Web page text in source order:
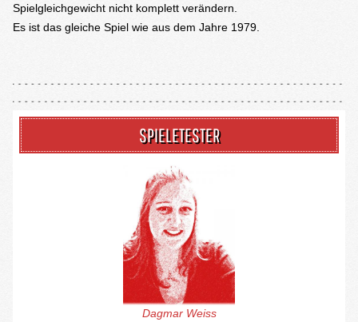
Spielgleichgewicht nicht komplett verändern.
Es ist das gleiche Spiel wie aus dem Jahre 1979.
SPIELETESTER
Dagmar Weiss